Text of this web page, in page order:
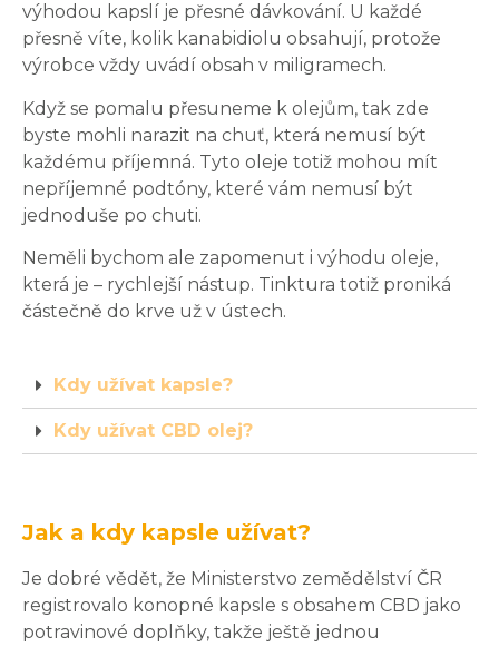
výhodou kapslí je přesné dávkování. U každé
přesně víte, kolik kanabidiolu obsahují, protože
výrobce vždy uvádí obsah v miligramech.
Když se pomalu přesuneme k olejům, tak zde
byste mohli narazit na chuť, která nemusí být
každému příjemná. Tyto oleje totiž mohou mít
nepříjemné podtóny, které vám nemusí být
jednoduše po chuti.
Neměli bychom ale zapomenut i výhodu oleje,
která je – rychlejší nástup. Tinktura totiž proniká
částečně do krve už v ústech.
Kdy užívat kapsle?
Kdy užívat CBD olej?
Jak a kdy kapsle užívat?
Je dobré vědět, že Ministerstvo zemědělství ČR
registrovalo konopné kapsle s obsahem CBD jako
potravinové doplňky, takže ještě jednou